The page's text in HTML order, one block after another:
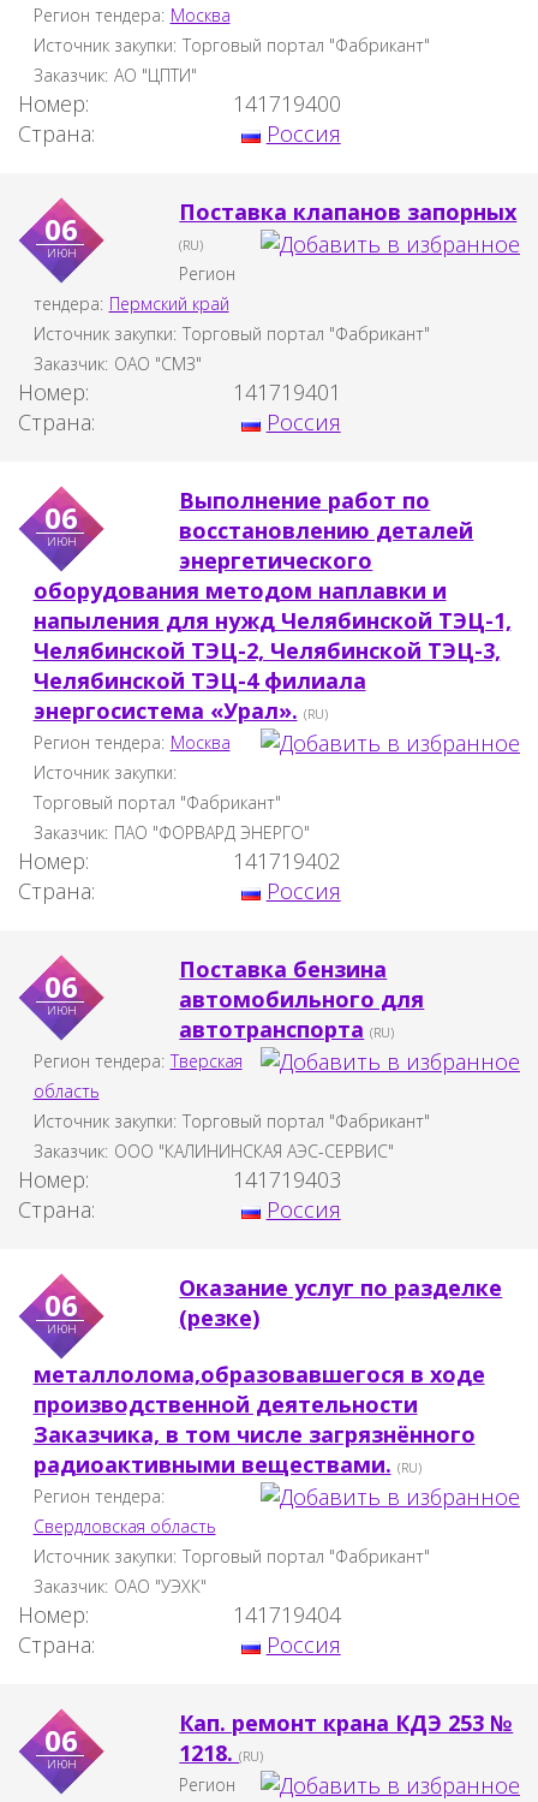
Регион тендера: Москва
Источник закупки: Торговый портал "Фабрикант"
Заказчик: АО "ЦПТИ"
Номер:
141719400
Страна:
Россия
06
июн
Поставка клапанов запорных
(RU)
Регион
тендера: Пермский край
Источник закупки: Торговый портал "Фабрикант"
Заказчик: ОАО "СМЗ"
Номер:
141719401
Страна:
Россия
06
июн
Выполнение работ по
восстановлению деталей
энергетического
оборудования методом наплавки и
напыления для нужд Челябинской ТЭЦ-1,
Челябинской ТЭЦ-2, Челябинской ТЭЦ-3,
Челябинской ТЭЦ-4 филиала
энергосистема «Урал». (RU)
Регион тендера: Москва
Источник закупки:
Торговый портал "Фабрикант"
Заказчик: ПАО "ФОРВАРД ЭНЕРГО"
Номер:
141719402
Страна:
Россия
06
июн
Поставка бензина
автомобильного для
автотранспорта (RU)
Регион тендера: Тверская
область
Источник закупки: Торговый портал "Фабрикант"
Заказчик: ООО "КАЛИНИНСКАЯ АЭС-СЕРВИС"
Номер:
141719403
Страна:
Россия
06
июн
Оказание услуг по разделке
(резке)
металлолома,образовавшегося в ходе
производственной деятельности
Заказчика, в том числе загрязнённого
радиоактивными веществами. (RU)
Регион тендера:
Свердловская область
Источник закупки: Торговый портал "Фабрикант"
Заказчик: ОАО "УЭХК"
Номер:
141719404
Страна:
Россия
06
июн
Кап. ремонт крана КДЭ 253 №
1218.(RU)
Регион